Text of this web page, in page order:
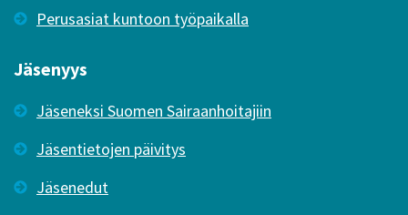
Perusasiat kuntoon työpaikalla
Jäsenyys
Jäseneksi Suomen Sairaanhoitajiin
Jäsentietojen päivitys
Jäsenedut